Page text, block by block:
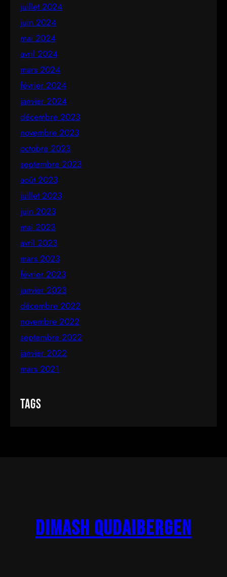
juillet 2024
juin 2024
mai 2024
avril 2024
mars 2024
février 2024
janvier 2024
décembre 2023
novembre 2023
octobre 2023
septembre 2023
août 2023
juillet 2023
juin 2023
mai 2023
avril 2023
mars 2023
février 2023
janvier 2023
décembre 2022
novembre 2022
septembre 2022
janvier 2022
mars 2021
Tags
Dimash Qudaibergen